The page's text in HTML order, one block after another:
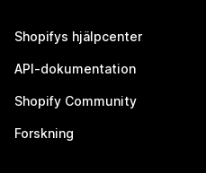
Shopifys hjälpcenter
API-dokumentation
Shopify Community
Forskning